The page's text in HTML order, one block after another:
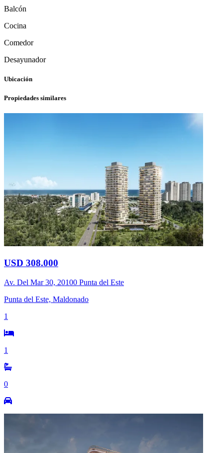
Balcón
Cocina
Comedor
Desayunador
Ubicación
Propiedades similares
USD 308.000
Av. Del Mar 30, 20100 Punta del Este
Punta del Este, Maldonado
1
1
0